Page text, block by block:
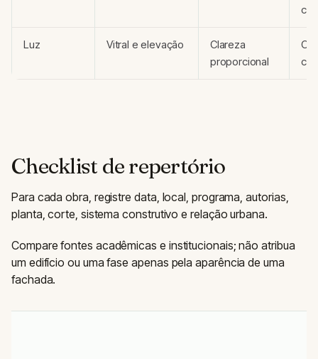
Luz Vitral e elevação
Clareza
proporcional
Checklist de repertório
Para cada obra, registre data, local, programa, autorias,
planta, corte, sistema construtivo e relação urbana.
Compare fontes acadêmicas e institucionais; não atribua
um edifício ou uma fase apenas pela aparência de uma
fachada.